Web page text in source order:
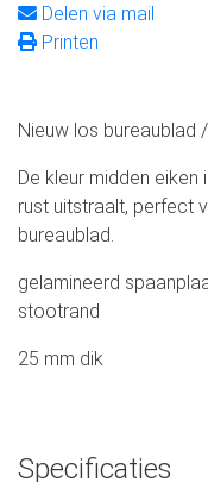
Delen via mail
Printen
Nieuw los bureaublad
De kleur midden
rust uitstraalt, perfect
bureaublad.
gelamineerd
stootrand
25 mm dik
Specificaties